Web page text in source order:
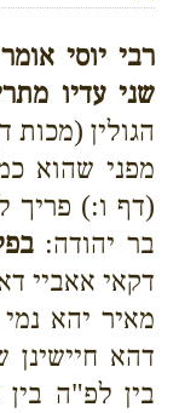
רבי יוסי
שני עדיו
הגולין (מכות
מפני שהוא
(דף ו:) פריך
בר יהודה:
דקאי אאביי
מאיר יהא
דהא חיישינן
בין לפ"ה בין